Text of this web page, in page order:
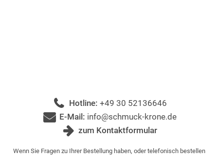
Hotline: +49 30 52136646
E-Mail: info@schmuck-krone.de
zum Kontaktformular
Wenn Sie Fragen zu Ihrer Bestellung haben, oder telefonisch bestellen